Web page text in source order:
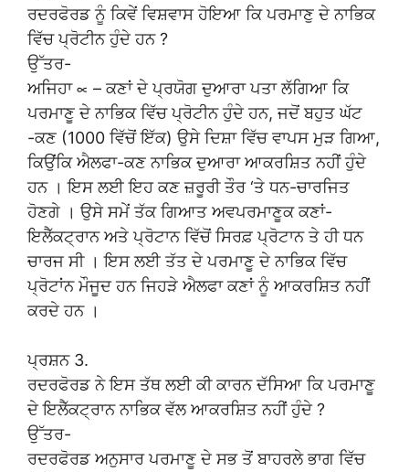
ਰਦਰਫੋਰਡ ਨੂੰ ਕਿਵੇਂ ਵਿਸ਼ਵਾਸ ਹੋਇਆ ਕਿ ਪਰਮਾਣੁ ਦੇ ਨਾਭਿਕ
ਵਿੱਚ ਪ੍ਰੋਟੀਨ ਹੁੰਦੇ ਹਨ ?
ਉੱਤਰ-
ਅਜਿਹਾ ∝ – ਕਣਾਂ ਦੇ ਪ੍ਰਯੋਗ ਦੁਆਰਾ ਪਤਾ ਲੱਗਿਆ ਕਿ
ਪਰਮਾਣੂ ਦੇ ਨਾਭਿਕ ਵਿੱਚ ਪ੍ਰੋਟੀਨ ਹੁੰਦੇ ਹਨ, ਜਦੋਂ ਬਹੁਤ ਘੱਟ
-ਕਣ (1000 ਵਿੱਚੋਂ ਇੱਕ) ਉਸੇ ਦਿਸ਼ਾ ਵਿੱਚ ਵਾਪਸ ਮੁੜ ਗਿਆ,
ਕਿਉਂਕਿ ਐਲਫਾ-ਕਣ ਨਾਭਿਕ ਦੁਆਰਾ ਆਕਰਸ਼ਿਤ ਨਹੀਂ ਹੁੰਦੇ
ਹਨ । ਇਸ ਲਈ ਇਹ ਕਣ ਜ਼ਰੂਰੀ ਤੌਰ ‘ਤੇ ਧਨ-ਚਾਰਜਿਤ
ਹੋਣਗੇ । ਉਸੇ ਸਮੇਂ ਤੱਕ ਗਿਆਤ ਅਵਪਰਮਾਣੂਕ ਕਣਾਂ-
ਇਲੈੱਕਟ੍ਰਾਨ ਅਤੇ ਪ੍ਰੋਟਾਨ ਵਿੱਚੋਂ ਸਿਰਫ਼ ਪ੍ਰੋਟਾਨ ਤੇ ਹੀ ਧਨ
ਚਾਰਜ ਸੀ । ਇਸ ਲਈ ਤੱਤ ਦੇ ਪਰਮਾਣੂ ਦੇ ਨਾਭਿਕ ਵਿੱਚ
ਪ੍ਰੋਟਾਂਨ ਮੌਜੂਦ ਹਨ ਜਿਹੜੇ ਐਲਫਾ ਕਣਾਂ ਨੂੰ ਆਕਰਸ਼ਿਤ ਨਹੀਂ
ਕਰਦੇ ਹਨ ।
ਪ੍ਰਸ਼ਨ 3.
ਰਦਰਫੋਰਡ ਨੇ ਇਸ ਤੱਥ ਲਈ ਕੀ ਕਾਰਨ ਦੱਸਿਆ ਕਿ ਪਰਮਾਣੂ
ਦੇ ਇਲੈੱਕਟ੍ਰਾਨ ਨਾਭਿਕ ਵੱਲ ਆਕਰਸ਼ਿਤ ਨਹੀਂ ਹੁੰਦੇ ?
ਉੱਤਰ-
ਰਦਰਫੋਰਡ ਅਨੁਸਾਰ ਪਰਮਾਣੂ ਦੇ ਸਭ ਤੋਂ ਬਾਹਰਲੇ ਭਾਗ ਵਿੱਚ